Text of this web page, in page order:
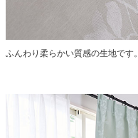
ふんわり柔らかい質感の生地です。